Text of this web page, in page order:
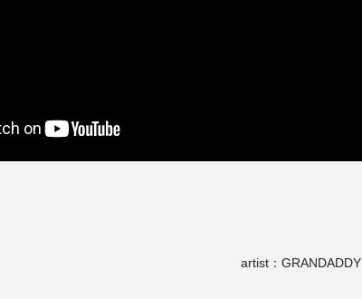
artist：GRANDADDY